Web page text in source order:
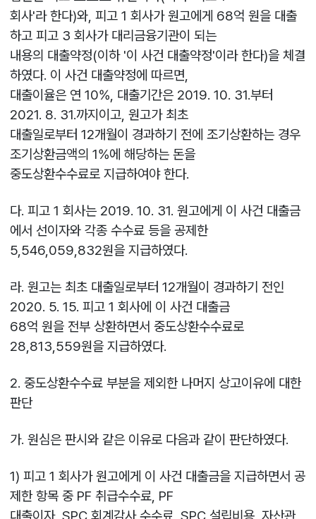
회사'라 한다)와, 피고 1 회사가 원고에게 68억 원을 대출
하고 피고 3 회사가 대리금융기관이 되는
내용의 대출약정(이하 '이 사건 대출약정'이라 한다)을 체결
하였다. 이 사건 대출약정에 따르면,
대출이율은 연 10%, 대출기간은 2019. 10. 31.부터
2021. 8. 31.까지이고, 원고가 최초
대출일로부터 12개월이 경과하기 전에 조기상환하는 경우
조기상환금액의 1%에 해당하는 돈을
중도상환수수료로 지급하여야 한다.
다. 피고 1 회사는 2019. 10. 31. 원고에게 이 사건 대출금
에서 선이자와 각종 수수료 등을 공제한
5,546,059,832원을 지급하였다.
라. 원고는 최초 대출일로부터 12개월이 경과하기 전인
2020. 5. 15. 피고 1 회사에 이 사건 대출금
68억 원을 전부 상환하면서 중도상환수수료로
28,813,559원을 지급하였다.
2. 중도상환수수료 부분을 제외한 나머지 상고이유에 대한
판단
가. 원심은 판시와 같은 이유로 다음과 같이 판단하였다.
1) 피고 1 회사가 원고에게 이 사건 대출금을 지급하면서 공
제한 항목 중 PF 취급수수료, PF